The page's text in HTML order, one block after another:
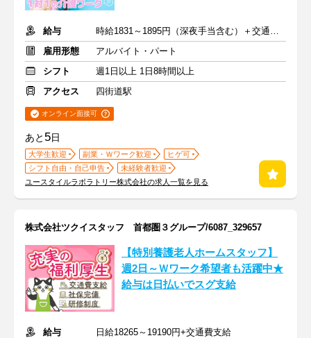
給与
時給1831～1895円（深夜手当含む）＋交通費支給
雇用形態
アルバイト・パート
シフト
週1日以上 1日8時間以上
アクセス
四街道駅
オンライン面接可
あと 5日
大学生歓迎 副業・Ｗワーク歓迎
ヒゲ可
シフト自由・自己申告
未経験者歓迎
ユースタイルラボラトリー株式会社の求人一覧を見る
株式会社ツクイスタッフ 首都圏３グループ/6087_329657
【特別養護老人ホームスタッフ】
週2日～Ｗワーク希望者も活躍中★
給与は日払いでスグ支給
給与
日給18265～19190円+交通費支給